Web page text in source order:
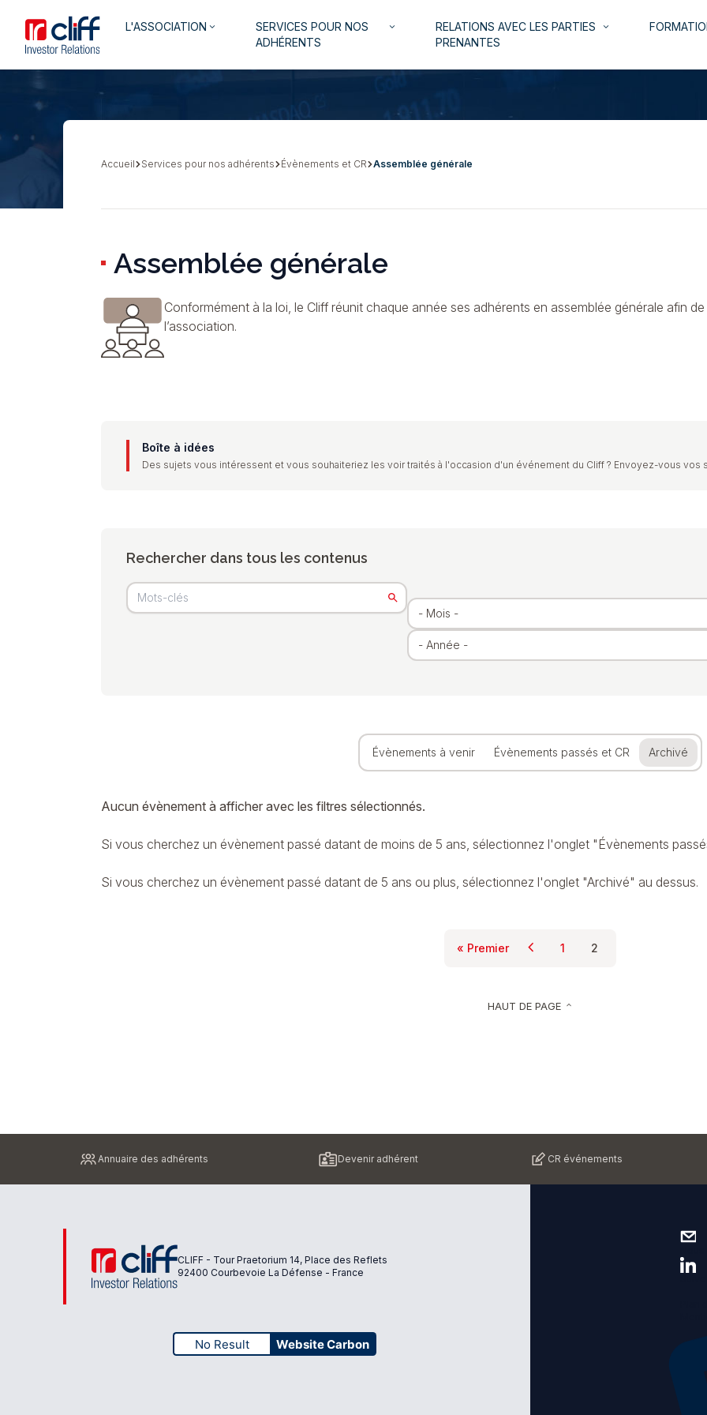
contenu
principal
Aller directement au contenu
Navigation
L'ASSOCIATION keyboard_arrow_down
SERVICES POUR NOS
ADHÉRENTS
keyboard_arrow_down
RELATIONS AVEC LES PARTIES
PRENANTES
keyboard_arrow_down
Fil
Accueil Services pour nos adhérents Évènements et CR Assemblée générale
Assemblée générale
Conformément à la loi, le Cliff réunit chaque année ses adhérents en assemblée générale afin
l’association.
Boîte à idées
Des sujets vous intéressent et vous souhaiteriez les voir traités à l'occasion d'un événement du Cliff ? Envoyez-vous vos
Rechercher dans tous les contenus
Évènements à venir Évènements passés et CR Archivé
Aucun évènement à afficher avec les filtres sélectionnés.
Si vous cherchez un évènement passé datant de moins de 5 ans, sélectionnez l'onglet "Évènements
Si vous cherchez un évènement passé datant de 5 ans ou plus, sélectionnez l'onglet "Archivé" au dessus.
Première page
« Premier Page précédente
chevron_left Page
1
Page courante
2
HAUT DE PAGE keyboard_arrow_up
page
Annuaire des adhérents Devenir adhérent CR événements
CLIFF - Tour Praetorium 14, Place des Reflets
92400 Courbevoie La Défense - France
No Result Website Carbon